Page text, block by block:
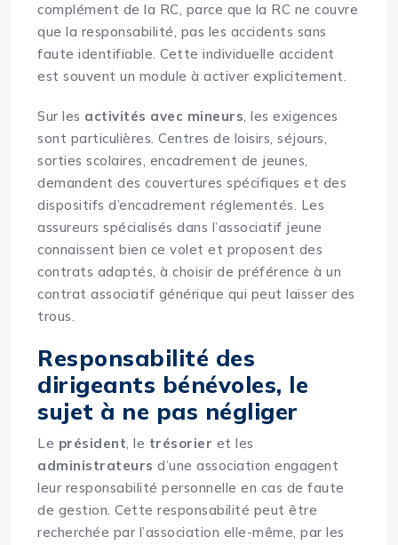
complément de la RC, parce que la RC ne couvre
que la responsabilité, pas les accidents sans
faute identifiable. Cette individuelle accident
est souvent un module à activer explicitement.
Sur les activités avec mineurs, les exigences
sont particulières. Centres de loisirs, séjours,
sorties scolaires, encadrement de jeunes,
demandent des couvertures spécifiques et des
dispositifs d’encadrement réglementés. Les
assureurs spécialisés dans l’associatif jeune
connaissent bien ce volet et proposent des
contrats adaptés, à choisir de préférence à un
contrat associatif générique qui peut laisser des
trous.
Responsabilité des
dirigeants bénévoles, le
sujet à ne pas négliger
Le président, le trésorier et les
administrateurs d’une association engagent
leur responsabilité personnelle en cas de faute
de gestion. Cette responsabilité peut être
recherchée par l’association elle-même, par les